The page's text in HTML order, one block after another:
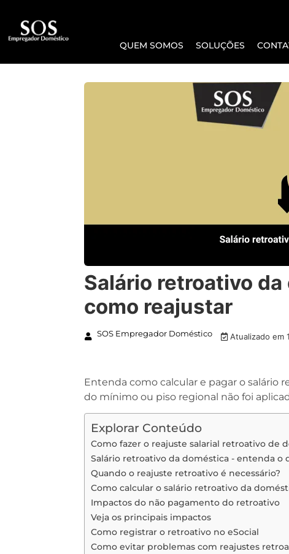
QUEM SOMOS SOLUÇÕES
Salário retroativo
como reajustar
SOS Empregador Doméstico Atualizado em
Entenda como calcular e pagar o salário
do mínimo ou piso regional não foi
Explorar Conteúdo
Como fazer o reajuste salarial retroativo de
Salário retroativo da doméstica - entenda o
Quando o reajuste retroativo é necessário?
Como calcular o salário retroativo da
Impactos do não pagamento do retroativo
Veja os principais impactos
Como registrar o retroativo no eSocial
Como evitar problemas com reajustes